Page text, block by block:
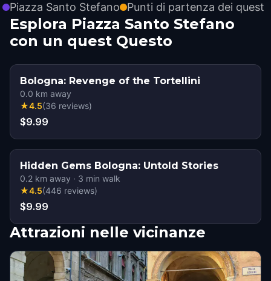
Piazza Santo Stefano Punti di partenza dei quest
Esplora Piazza Santo Stefano
con un quest Questo
Bologna: Revenge of the Tortellini
0.0 km away
★4.5(36 reviews)
$9.99
Hidden Gems Bologna: Untold Stories
0.2 km away · 3 min walk
★4.5(446 reviews)
$9.99
Attrazioni nelle vicinanze